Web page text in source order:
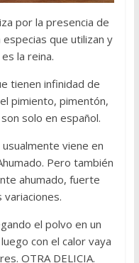
por la presencia de
que utilizan y
la reina.
tienen infinidad de
pimiento, pimentón,
solo en español.
viene en
Pero también
ahumado, fuerte
variaciones.
el polvo en un
con el calor vaya
OTRA DELICIA.